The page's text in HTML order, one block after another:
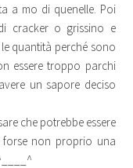
a mo di quenelle. Poi
cracker o grissino e
quantità perché sono
essere troppo parchi
un sapore deciso
che potrebbe essere
forse non proprio una